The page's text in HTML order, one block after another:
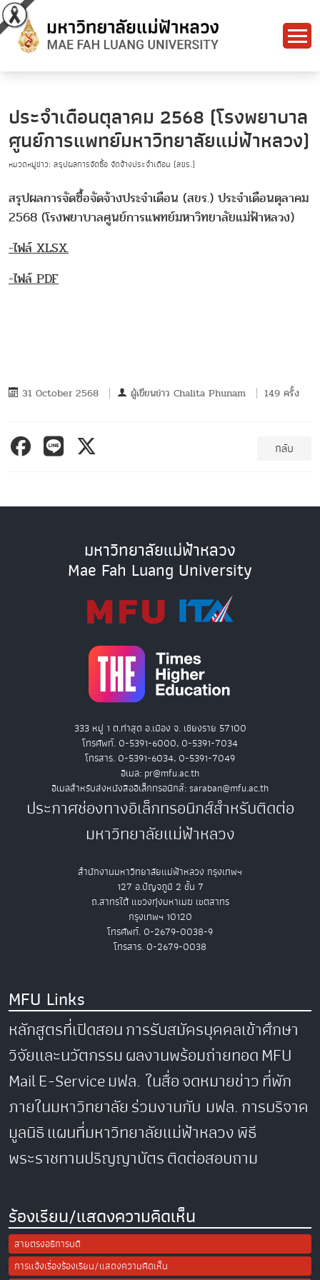
ประจำเดือนตุลาคม 2568 (โรงพยาบาล
ศูนย์การแพทย์มหาวิทยาลัยแม่ฟ้าหลวง)
หมวดหมู่ข่าว: สรุปผลการจัดซื้อ จัดจ้างประจำเดือน (สขร.)
สรุปผลการจัดซื้อจัดจ้างประจำเดือน (สขร.) ประจำเดือนตุลาคม
2568 (โรงพยาบาลศูนย์การแพทย์มหาวิทยาลัยแม่ฟ้าหลวง)
-ไฟล์ XLSX.
-ไฟล์ PDF
31 October 2568 ผู้เขียนข่าว Chalita Phunam 149 ครั้ง
กลับ
มหาวิทยาลัยแม่ฟ้าหลวง
Mae Fah Luang University
333 หมู่ 1 ต.ท่าสุด อ.เมือง จ. เชียงราย 57100
โทรศัพท์. 0-5391-6000, 0-5391-7034
โทรสาร. 0-5391-6034, 0-5391-7049
อีเมล: pr@mfu.ac.th
อีเมลสำหรับส่งหนังสืออิเล็กทรอนิกส์: saraban@mfu.ac.th
ประกาศช่องทางอิเล็กทรอนิกส์สำหรับติดต่อ
มหาวิทยาลัยแม่ฟ้าหลวง
สำนักงานมหาวิทยาลัยแม่ฟ้าหลวง กรุงเทพฯ
127 อ.ปัญจภูมิ 2 ชั้น 7
ถ.สาทรใต้ แขวงทุ่งมหาเมฆ เขตสาทร
กรุงเทพฯ 10120
โทรศัพท์. 0-2679-0038-9
โทรสาร. 0-2679-0038
MFU Links
หลักสูตรที่เปิดสอนการรับสมัครบุคคลเข้าศึกษา
วิจัยและนวัตกรรมผลงานพร้อมถ่ายทอดMFU
MailE-Serviceมฟล. ในสื่อจดหมายข่าวที่พัก
ภายในมหาวิทยาลัยร่วมงานกับ มฟล.การบริจาค
มูลนิธิแผนที่มหาวิทยาลัยแม่ฟ้าหลวงพิธี
พระราชทานปริญญาบัตรติดต่อสอบถาม
ร้องเรียน/แสดงความคิดเห็น
สายตรงอธิการบดี
การแจ้งเรื่องร้องเรียน/แสดงความคิดเห็น